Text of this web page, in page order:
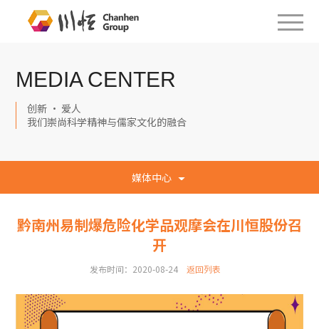
MEDIA CENTER
创新 · 爱人
我们崇尚科学精神与儒家文化的融合
媒体中心
黔南州易制爆危险化学品观摩会在川恒股份召
开
发布时间：2020-08-24 返回列表